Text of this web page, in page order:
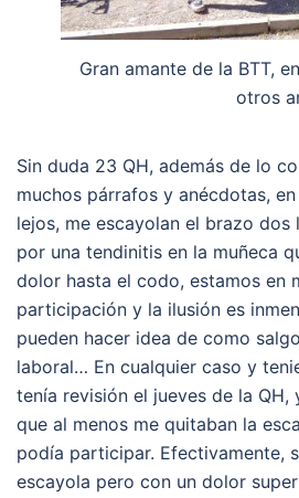
Gran amante de la BTT,
otros
Sin duda 23 QH, además de lo
muchos párrafos y anécdotas, en
lejos, me escayolan el brazo dos
por una tendinitis en la muñeca
dolor hasta el codo, estamos en
participación y la ilusión es
pueden hacer idea de como
laboral… En cualquier caso y
tenía revisión el jueves de la QH,
que al menos me quitaban la
podía participar. Efectivamente,
escayola pero con un dolor